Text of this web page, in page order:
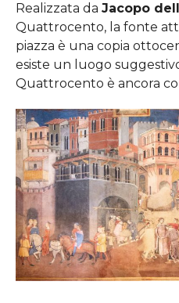
Realizzata da Jacopo
Quattrocento, la fonte
piazza è una copia
esiste un luogo
Quattrocento è ancora